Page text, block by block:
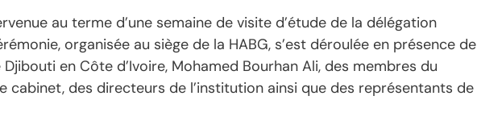
au terme d’une semaine de visite d’étude de la délégation
organisée au siège de la HABG, s’est déroulée en présence de
en Côte d’Ivoire, Mohamed Bourhan Ali, des membres du
cabinet, des directeurs de l’institution ainsi que des représentants de